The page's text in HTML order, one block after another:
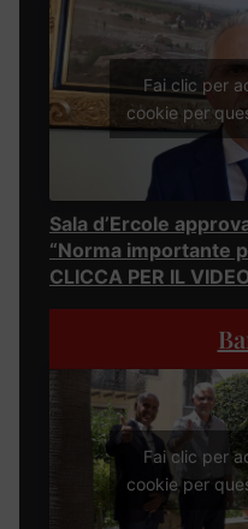
Fai clic per
cookie per
Sala d’Ercole
“Norma importante
CLICCA PER IL
Fai clic per
cookie per